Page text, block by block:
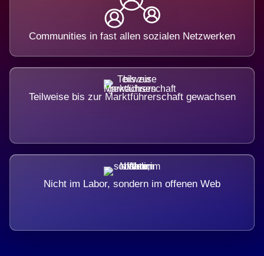
Communities in fast allen sozialen Netzwerken
Teilweise bis zur Marktführerschaft gewachsen
Nicht im Labor, sondern im offenen Web